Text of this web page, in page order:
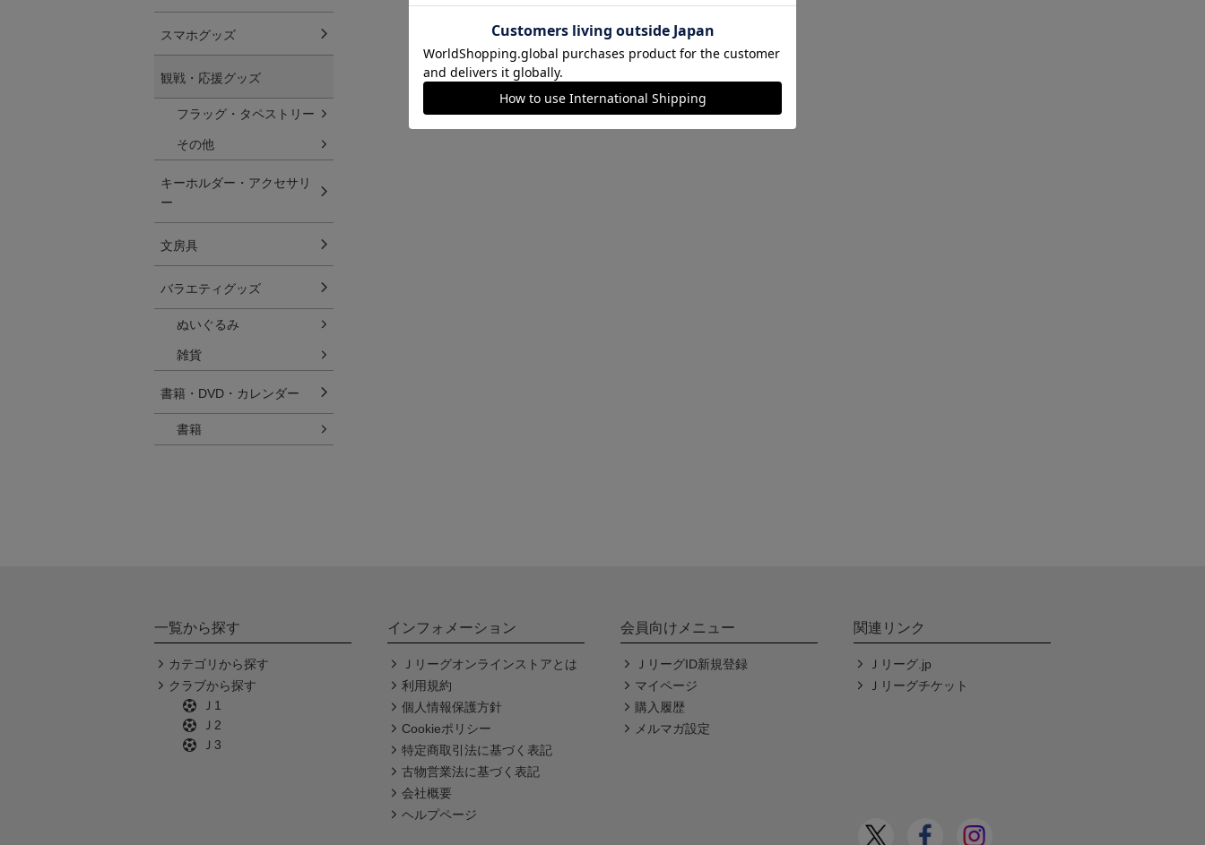
スマホグッズ
観戦・応援グッズ
フラッグ・タペストリー
その他
キーホルダー・アクセサリ
ー
文房具
バラエティグッズ
ぬいぐるみ
雑貨
書籍・DVD・カレンダー
書籍
一覧から探す
カテゴリから探す
クラブから探す
Ｊ1
Ｊ2
Ｊ3
インフォメーション
Ｊリーグオンラインストアとは
利用規約
個人情報保護方針
Cookieポリシー
特定商取引法に基づく表記
古物営業法に基づく表記
会社概要
ヘルプページ
会員向けメニュー
ＪリーグID新規登録
マイページ
購入履歴
メルマガ設定
関連リンク
Ｊリーグ.jp
Ｊリーグチケット